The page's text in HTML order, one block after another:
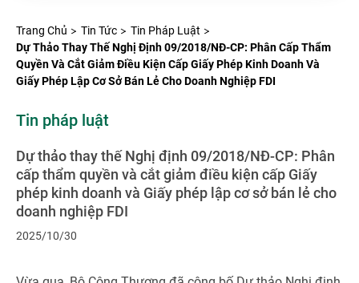
Trang Chủ Tin Tức
Tin Pháp Luật
Dự Thảo Thay Thế Nghị Định 09/2018/NĐ-CP: Phân Cấp Thẩm
Quyền Và Cắt Giảm Điều Kiện Cấp Giấy Phép Kinh Doanh Và
Giấy Phép Lập Cơ Sở Bán Lẻ Cho Doanh Nghiệp FDI
Tin pháp luật
Dự thảo thay thế Nghị định 09/2018/NĐ-CP: Phân
cấp thẩm quyền và cắt giảm điều kiện cấp Giấy
phép kinh doanh và Giấy phép lập cơ sở bán lẻ cho
doanh nghiệp FDI
2025/10/30